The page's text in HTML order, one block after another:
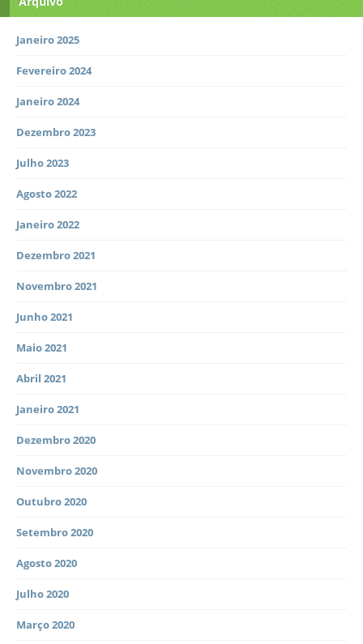
Janeiro 2025
Fevereiro 2024
Janeiro 2024
Dezembro 2023
Julho 2023
Agosto 2022
Janeiro 2022
Dezembro 2021
Novembro 2021
Junho 2021
Maio 2021
Abril 2021
Janeiro 2021
Dezembro 2020
Novembro 2020
Outubro 2020
Setembro 2020
Agosto 2020
Julho 2020
Março 2020